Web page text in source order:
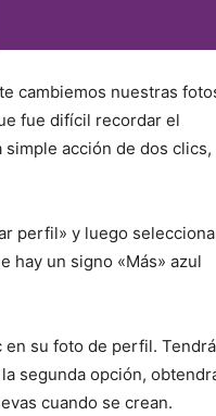
cambiemos nuestras
fue difícil recordar el
acción de dos clics,
perfil» y luego
hay un signo «Más» azul
en su foto de perfil.
segunda opción,
cuando se crean.